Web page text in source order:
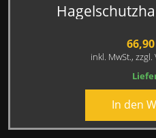
inkl. MwSt., zzgl.
In den